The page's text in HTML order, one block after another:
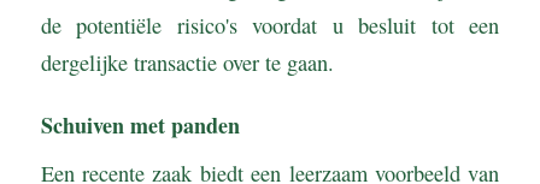
de potentiële risico's voordat u besluit tot een
dergelijke transactie over te gaan.
Schuiven met panden
Een recente zaak biedt een leerzaam voorbeeld van